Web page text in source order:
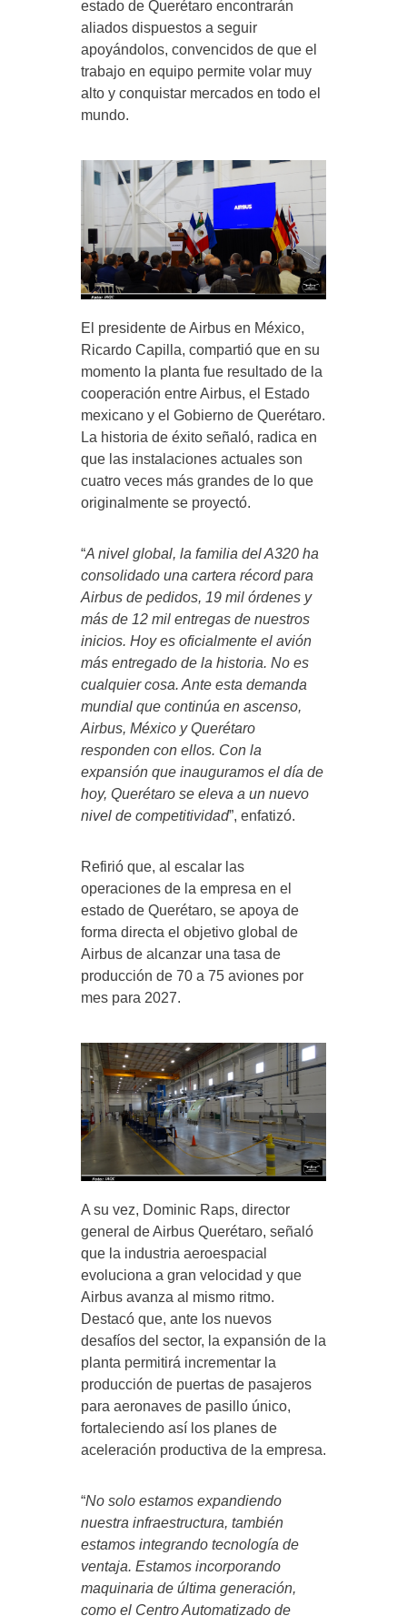
estado de Querétaro encontrarán
aliados dispuestos a seguir
apoyándolos, convencidos de que el
trabajo en equipo permite volar muy
alto y conquistar mercados en todo el
mundo.
El presidente de Airbus en México,
Ricardo Capilla, compartió que en su
momento la planta fue resultado de la
cooperación entre Airbus, el Estado
mexicano y el Gobierno de Querétaro.
La historia de éxito señaló, radica en
que las instalaciones actuales son
cuatro veces más grandes de lo que
originalmente se proyectó.
“A nivel global, la familia del A320 ha
consolidado una cartera récord para
Airbus de pedidos, 19 mil órdenes y
más de 12 mil entregas de nuestros
inicios. Hoy es oficialmente el avión
más entregado de la historia. No es
cualquier cosa. Ante esta demanda
mundial que continúa en ascenso,
Airbus, México y Querétaro
responden con ellos. Con la
expansión que inauguramos el día de
hoy, Querétaro se eleva a un nuevo
nivel de competitividad”, enfatizó.
Refirió que, al escalar las
operaciones de la empresa en el
estado de Querétaro, se apoya de
forma directa el objetivo global de
Airbus de alcanzar una tasa de
producción de 70 a 75 aviones por
mes para 2027.
A su vez, Dominic Raps, director
general de Airbus Querétaro, señaló
que la industria aeroespacial
evoluciona a gran velocidad y que
Airbus avanza al mismo ritmo.
Destacó que, ante los nuevos
desafíos del sector, la expansión de la
planta permitirá incrementar la
producción de puertas de pasajeros
para aeronaves de pasillo único,
fortaleciendo así los planes de
aceleración productiva de la empresa.
“No solo estamos expandiendo
nuestra infraestructura, también
estamos integrando tecnología de
ventaja. Estamos incorporando
maquinaria de última generación,
como el Centro Automatizado de